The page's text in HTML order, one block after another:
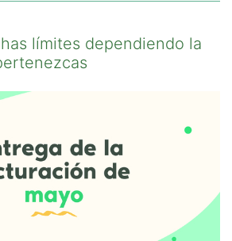
límites dependiendo la